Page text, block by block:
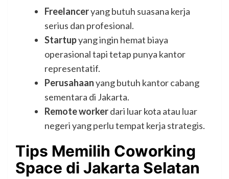
Freelanceryang butuh suasana kerja
serius dan profesional.
Startupyang ingin hemat biaya
operasional tapi tetap punya kantor
representatif.
Perusahaanyang butuh kantor cabang
sementara di Jakarta.
Remote workerdari luar kota atau luar
negeri yang perlu tempat kerja strategis.
Tips Memilih Coworking
Space di Jakarta Selatan